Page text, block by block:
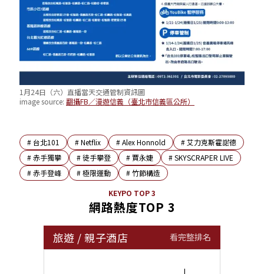
1月24日（六）直播當天交通管制資訊圖
image source: 翻攝FB／漫遊信義（臺北市信義區公所）
# 台北101 #Netflix #Alex Honnold #艾力克斯霍諾德
#赤手獨攀 #徒手攀登 #賈永婕 #SKYSCRAPER LIVE
#赤手登峰 #極限運動 #竹節構造
KEYPO TOP 3
網路熱度TOP 3
旅遊 /親子酒店 看完整排名